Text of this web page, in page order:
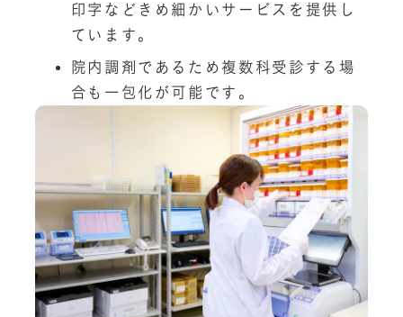
印字などきめ細かいサービスを提供し
ています。
院内調剤であるため複数科受診する場
合も一包化が可能です。